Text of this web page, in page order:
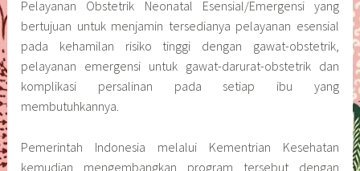
Pelayanan Obstetrik Neonatal Esensial/Emergensi yang
bertujuan untuk menjamin tersedianya pelayanan esensial
pada kehamilan risiko tinggi dengan gawat-obstetrik,
pelayanan emergensi untuk gawat-darurat-obstetrik dan
komplikasi persalinan pada setiap ibu yang
membutuhkannya.
Pemerintah Indonesia melalui Kementrian Kesehatan
kemudian mengembangkan program tersebut dengan